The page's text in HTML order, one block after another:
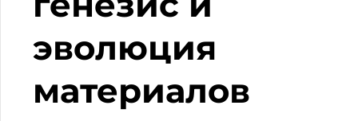
эволюция
материалов